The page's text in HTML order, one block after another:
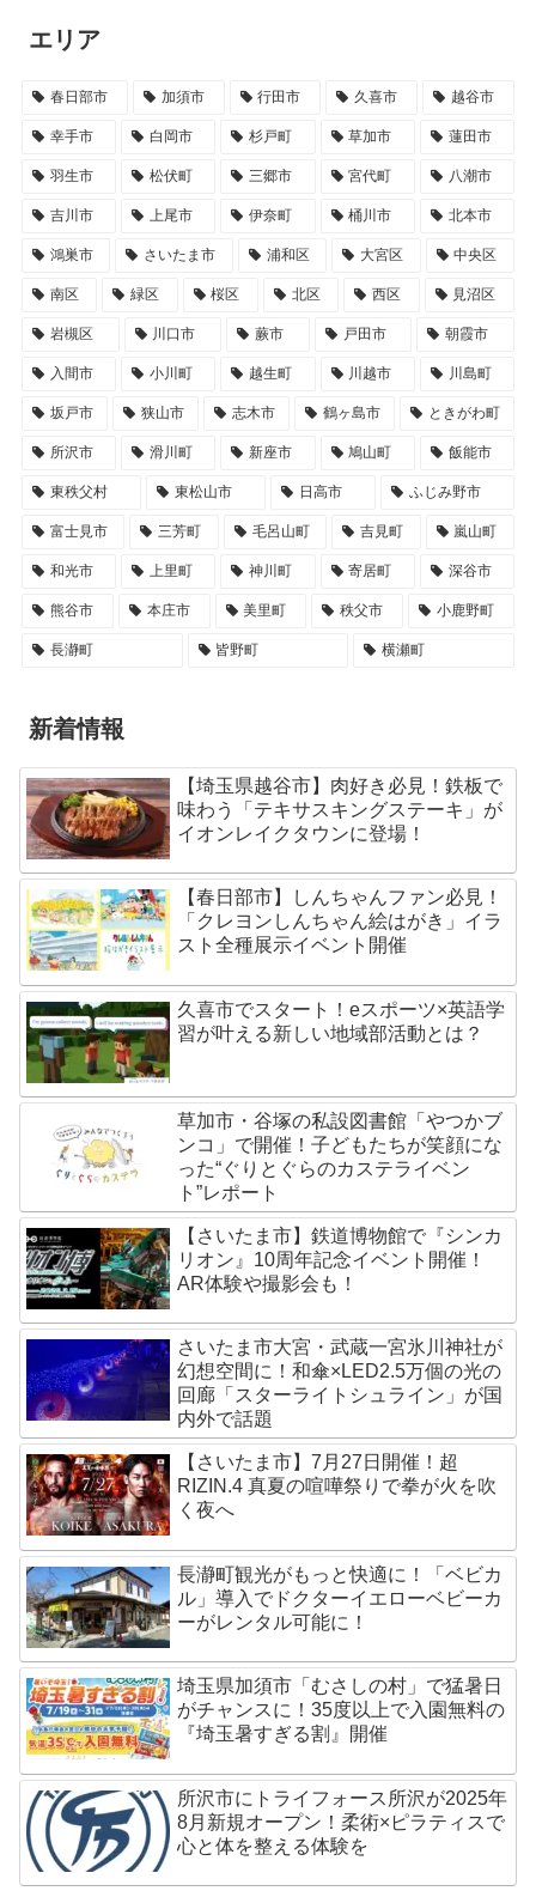
エリア
春日部市 加須市 行田市 久喜市 越谷市
幸手市 白岡市 杉戸町 草加市 蓮田市
羽生市 松伏町 三郷市 宮代町 八潮市
吉川市 上尾市 伊奈町 桶川市 北本市
鴻巣市 さいたま市 浦和区 大宮区 中央区
南区 緑区 桜区 北区 西区 見沼区
岩槻区 川口市 蕨市 戸田市 朝霞市
入間市 小川町 越生町 川越市 川島町
坂戸市 狭山市 志木市 鶴ヶ島市 ときがわ町
所沢市 滑川町 新座市 鳩山町 飯能市
東秩父村 東松山市 日高市 ふじみ野市
富士見市 三芳町 毛呂山町 吉見町 嵐山町
和光市 上里町 神川町 寄居町 深谷市
熊谷市 本庄市 美里町 秩父市 小鹿野町
長瀞町 皆野町 横瀬町
新着情報
【埼玉県越谷市】肉好き必見！鉄板で
味わう「テキサスキングステーキ」が
イオンレイクタウンに登場！
【春日部市】しんちゃんファン必見！
「クレヨンしんちゃん絵はがき」イラ
スト全種展示イベント開催
久喜市でスタート！eスポーツ×英語学
習が叶える新しい地域部活動とは？
草加市・谷塚の私設図書館「やつかブ
ンコ」で開催！子どもたちが笑顔にな
った“ぐりとぐらのカステライベン
ト”レポート
【さいたま市】鉄道博物館で『シンカ
リオン』10周年記念イベント開催！
AR体験や撮影会も！
さいたま市大宮・武蔵一宮氷川神社が
幻想空間に！和傘×LED2.5万個の光の
回廊「スターライトシュライン」が国
内外で話題
【さいたま市】7月27日開催！超
RIZIN.4 真夏の喧嘩祭りで拳が火を吹
く夜へ
長瀞町観光がもっと快適に！「ベビカ
ル」導入でドクターイエローベビーカ
ーがレンタル可能に！
埼玉県加須市「むさしの村」で猛暑日
がチャンスに！35度以上で入園無料の
『埼玉暑すぎる割』開催
所沢市にトライフォース所沢が2025年
8月新規オープン！柔術×ピラティスで
心と体を整える体験を